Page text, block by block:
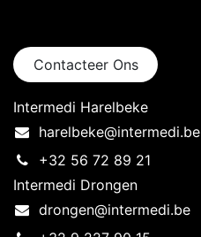
Contacteer Ons
Intermedi Harelbeke
harelbeke@intermedi.be
+32 56 72 89 21
Intermedi Drongen
drongen@intermedi.be